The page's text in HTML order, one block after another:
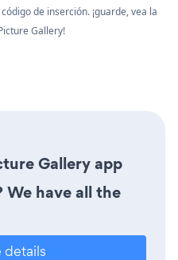
de inserción. ¡guarde, vea la
Gallery!
Gallery app
We have all the
details